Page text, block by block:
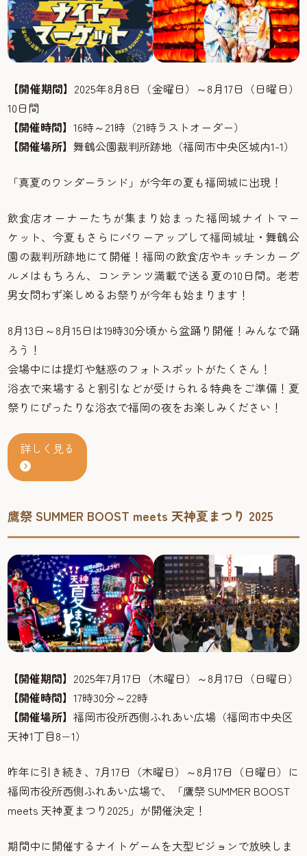
【開催期間】 2025年8月8日（金曜日）～8月17日（日曜日）
10日間
【開催時間】16時～21時（21時ラストオーダー）
【開催場所】舞鶴公園裁判所跡地（福岡市中央区城内1-1）
「真夏のワンダーランド」が今年の夏も福岡城に出現！
飲食店オーナーたちが集まり始まった福岡城ナイトマー
ケット、今夏もさらにパワーアップして福岡城址・舞鶴公
園の裁判所跡地にて開催！福岡の飲食店やキッチンカーグ
ルメはもちろん、コンテンツ満載で送る夏の10日間。老若
男女問わず楽しめるお祭りが今年も始まります！
8月13日～8月15日は19時30分頃から盆踊り開催！みんなで踊
ろう！
会場中には提灯や魅惑のフォトスポットがたくさん！
浴衣で来場すると割引などが受けられる特典をご準備！夏
祭りにぴったりな浴衣で福岡の夜をお楽しみください！
詳しく見る
鷹祭 SUMMER BOOST meets 天神夏まつり 2025
【開催期間】 2025年7月17日（木曜日）～8月17日（日曜日）
【開催時間】17時30分～22時
【開催場所】福岡市役所西側ふれあい広場（福岡市中央区
天神1丁目8−1）
昨年に引き続き、7月17日（木曜日）～8月17日（日曜日）に
福岡市役所西側ふれあい広場で、「鷹祭 SUMMER BOOST
meets 天神夏まつり2025」が開催決定！
期間中に開催するナイトゲームを大型ビジョンで放映しま